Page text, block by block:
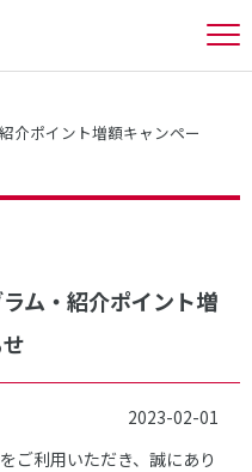
介ポイント増額キャンペー
ム・紹介ポイント増
2023-02-01
ご利用いただき、誠にあり